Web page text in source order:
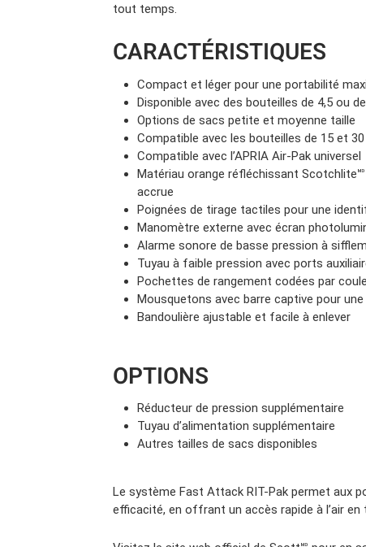
tout temps.
CARACTÉRISTIQUES
Compact et léger pour une portabilité
Disponible avec des bouteilles de 4,5 ou
Options de sacs petite et moyenne taille
Compatible avec les bouteilles de 15 et
Compatible avec l’APRIA Air-Pak universel
Matériau orange réfléchissant
accrue
Poignées de tirage tactiles pour une
Manomètre externe avec écran
Alarme sonore de basse pression à
Tuyau à faible pression avec ports
Pochettes de rangement codées par
Mousquetons avec barre captive pour
Bandoulière ajustable et facile à enlever
OPTIONS
Réducteur de pression supplémentaire
Tuyau d’alimentation supplémentaire
Autres tailles de sacs disponibles
Le système Fast Attack RIT-Pak permet aux
efficacité, en offrant un accès rapide à l’air